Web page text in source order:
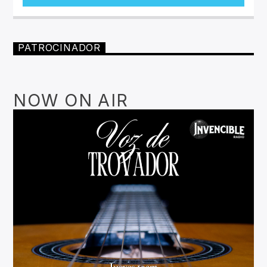
PATROCINADOR
NOW ON AIR